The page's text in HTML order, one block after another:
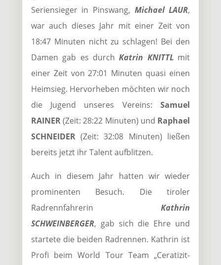
Seriensieger in Pinswang, Michael LAUR,
war auch dieses Jahr mit einer Zeit von
18:47 Minuten nicht zu schlagen! Bei den
Damen gab es durchKatrin KNITTL mit
einer Zeit von 27:01 Minuten quasi einen
Heimsieg. Hervorheben möchten wir noch
die Jugend unseres Vereins:Samuel
RAINER(Zeit: 28:22 Minuten) und Raphael
SCHNEIDER(Zeit: 32:08 Minuten) ließen
bereits jetzt ihr Talent aufblitzen.
Auch in diesem Jahr hatten wir wieder
prominenten Besuch. Die tiroler
RadrennfahrerinKathrin
SCHWEINBERGER, gab sich die Ehre und
startete die beiden Radrennen. Kathrin ist
Profi beim World Tour Team „Ceratizit-